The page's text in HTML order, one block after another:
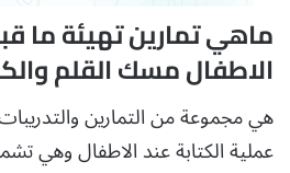
ماهي تمارين تهيئة ما
الاطفال مسك القلم
هي مجموعة من التمارين
عملية الكتابة عند الاطفال وهي